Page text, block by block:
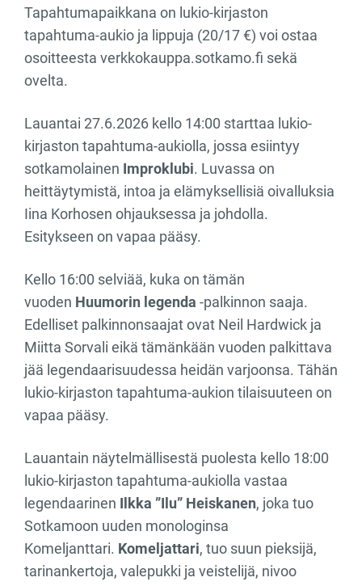
Tapahtumapaikkana on lukio-kirjaston
tapahtuma-aukio ja lippuja (20/17 €) voi ostaa
osoitteesta verkkokauppa.sotkamo.fi sekä
ovelta.
Lauantai 27.6.2026 kello 14:00 starttaa lukio-
kirjaston tapahtuma-aukiolla, jossa esiintyy
sotkamolainen Improklubi. Luvassa on
heittäytymistä, intoa ja elämyksellisiä oivalluksia
Iina Korhosen ohjauksessa ja johdolla.
Esitykseen on vapaa pääsy.
Kello 16:00 selviää, kuka on tämän
vuoden Huumorin legenda -palkinnon saaja.
Edelliset palkinnonsaajat ovat Neil Hardwick ja
Miitta Sorvali eikä tämänkään vuoden palkittava
jää legendaarisuudessa heidän varjoonsa. Tähän
lukio-kirjaston tapahtuma-aukion tilaisuuteen on
vapaa pääsy.
Lauantain näytelmällisestä puolesta kello 18:00
lukio-kirjaston tapahtuma-aukiolla vastaa
legendaarinen Ilkka ”Ilu” Heiskanen, joka tuo
Sotkamoon uuden monologinsa
Komeljanttari. Komeljattari, tuo suun pieksijä,
tarinankertoja, valepukki ja veistelijä, nivoo